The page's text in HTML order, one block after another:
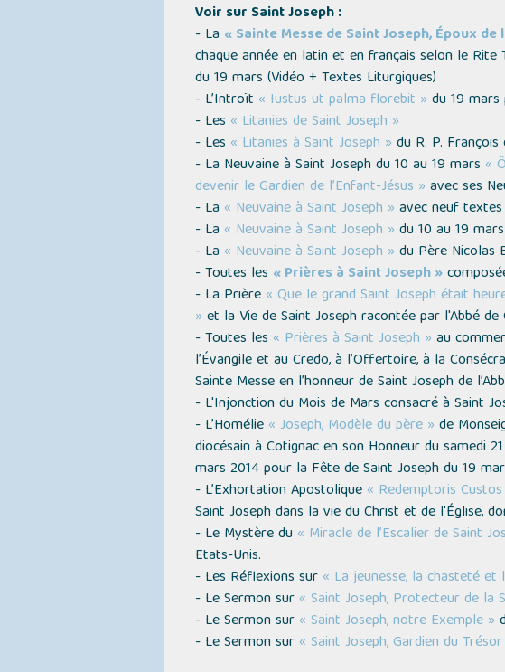
Voir sur Saint Joseph :
- La « Sainte Messe de Saint Joseph, Époux
chaque année en latin et en français selon le
du 19 mars (Vidéo + Textes Liturgiques)
- L’Introït « Iustus ut palma florebit » du 19
- Les « Litanies de Saint Joseph »
- Les « Litanies à Saint Joseph » du R. P. François
- La Neuvaine à Saint Joseph du 10 au 19 mars «
devenir le Gardien de l’Enfant-Jésus » avec ses
- La « Neuvaine à Saint Joseph » avec neuf
- La « Neuvaine à Saint Joseph » du 10 au 19
- La « Neuvaine à Saint Joseph » du Père Nicolas
- Toutes les « Prières à Saint Joseph »
- La Prière « Que le grand Saint Joseph était
» et la Vie de Saint Joseph racontée par l'Abbé de
- Toutes les « Prières à Saint Joseph » au
l’Évangile et au Credo, à l’Offertoire, à la
Sainte Messe en l’honneur de Saint Joseph de
- L'Injonction du Mois de Mars consacré à Saint
- L’Homélie « Joseph, Modèle du père » de
diocésain à Cotignac en son Honneur du samedi
mars 2014 pour la Fête de Saint Joseph du 19
- L’Exhortation Apostolique « Redemptoris
Saint Joseph dans la vie du Christ et de l'Église,
- Le Mystère du « Miracle de l’Escalier de Saint
Etats-Unis.
- Les Réflexions sur « La jeunesse, la chasteté
- Le Sermon sur « Saint Joseph, Protecteur de la
- Le Sermon sur « Saint Joseph, notre Exemple »
- Le Sermon sur « Saint Joseph, Gardien du